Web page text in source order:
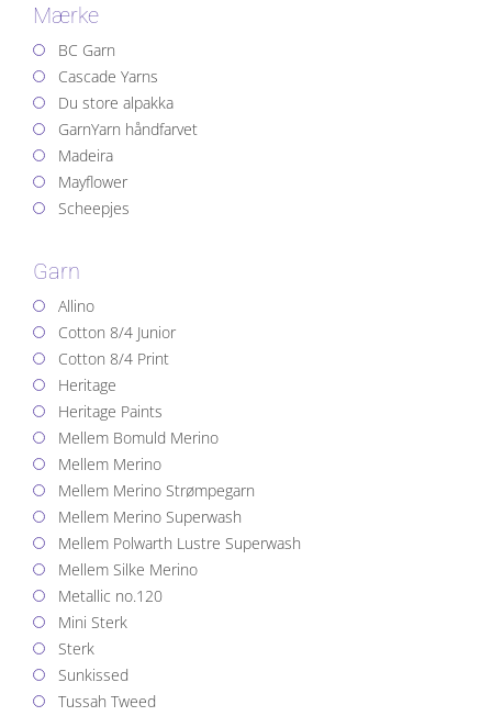
Mærke
BC Garn
Cascade Yarns
Du store alpakka
GarnYarn håndfarvet
Madeira
Mayflower
Scheepjes
Garn
Allino
Cotton 8/4 Junior
Cotton 8/4 Print
Heritage
Heritage Paints
Mellem Bomuld Merino
Mellem Merino
Mellem Merino Strømpegarn
Mellem Merino Superwash
Mellem Polwarth Lustre Superwash
Mellem Silke Merino
Metallic no.120
Mini Sterk
Sterk
Sunkissed
Tussah Tweed